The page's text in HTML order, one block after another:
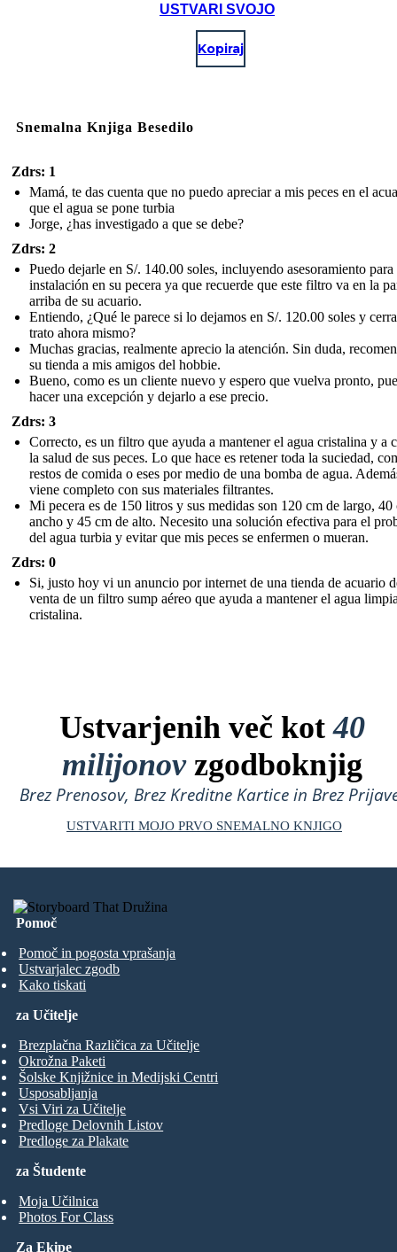
USTVARI SVOJO
Kopiraj
Snemalna Knjiga Besedilo
Zdrs: 1
Mamá, te das cuenta que no puedo apreciar a mis peces en el
que el agua se pone turbia
Jorge, ¿has investigado a que se debe?
Zdrs: 2
Puedo dejarle en S/. 140.00 soles, incluyendo asesoramiento para
instalación en su pecera ya que recuerde que este filtro va en la
arriba de su acuario.
Entiendo, ¿Qué le parece si lo dejamos en S/. 120.00 soles y
trato ahora mismo?
Muchas gracias, realmente aprecio la atención. Sin duda,
su tienda a mis amigos del hobbie.
Bueno, como es un cliente nuevo y espero que vuelva pronto,
hacer una excepción y dejarlo a ese precio.
Zdrs: 3
Correcto, es un filtro que ayuda a mantener el agua cristalina y a
la salud de sus peces. Lo que hace es retener toda la suciedad,
restos de comida o eses por medio de una bomba de agua.
viene completo con sus materiales filtrantes.
Mi pecera es de 150 litros y sus medidas son 120 cm de largo, 40
ancho y 45 cm de alto. Necesito una solución efectiva para el
del agua turbia y evitar que mis peces se enfermen o mueran.
Zdrs: 0
Si, justo hoy vi un anuncio por internet de una tienda de acuario
venta de un filtro sump aéreo que ayuda a mantener el agua
cristalina.
Ustvarjenih več kot40
milijonovzgodboknjig
Brez Prenosov, Brez Kreditne Kartice in Brez
USTVARITI MOJO PRVO SNEMALNO KNJIGO
Pomoč
Pomoč in pogosta vprašanja
Ustvarjalec zgodb
Kako tiskati
za Študente
Moja Učilnica
Photos For Class
za Učitelje
Brezplačna Različica za Učitelje
Okrožna Paketi
Šolske Knjižnice in Medijski Centri
Usposabljanja
Vsi Viri za Učitelje
Predloge Delovnih Listov
Predloge za Plakate
Za Ekipe